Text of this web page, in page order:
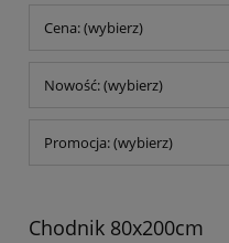
Cena: (wybierz)
Nowość: (wybierz)
Promocja: (wybierz)
Chodnik 80x200cm